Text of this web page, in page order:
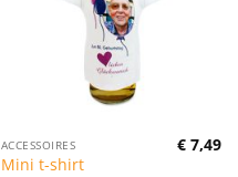
ACCESSOIRES
Mini t-shirt
€ 7,49